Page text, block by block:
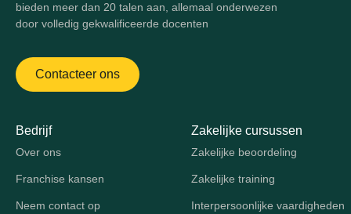
bieden meer dan 20 talen aan, allemaal onderwezen
door volledig gekwalificeerde docenten
Contacteer ons
Bedrijf
Over ons
Franchise kansen
Neem contact op
Zakelijke cursussen
Zakelijke beoordeling
Zakelijke training
Interpersoonlijke vaardigheden